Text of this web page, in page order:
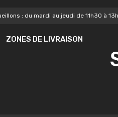
: du mardi au jeudi de 11h30 à
ZONES DE LIVRAISON
MOT DE PASSE
SE SOUVENIR